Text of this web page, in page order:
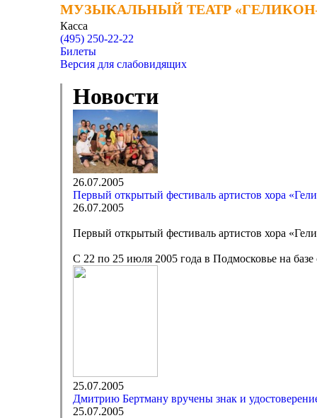
МУЗЫКАЛЬНЫЙ ТЕАТР
МУЗЫКАЛЬНЫЙ ТЕАТР
Касса
(495) 250-22-22
Билеты
Версия для слабовидящих
Новости
26.07.2005
Первый открытый фестиваль артистов хора
26.07.2005
Первый открытый фестиваль артистов хора
С 22 по 25 июля 2005 года в Подмосковье на
25.07.2005
Дмитрию Бертману вручены знак и
25.07.2005